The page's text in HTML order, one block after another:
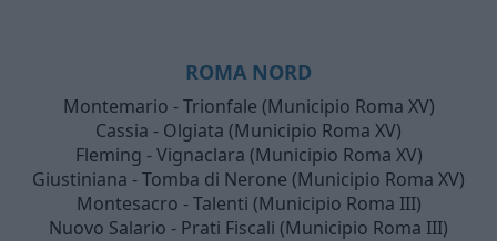
ROMA NORD
Montemario - Trionfale (Municipio Roma XV)
Cassia - Olgiata (Municipio Roma XV)
Fleming - Vignaclara (Municipio Roma XV)
Giustiniana - Tomba di Nerone (Municipio Roma XV)
Montesacro - Talenti (Municipio Roma III)
Nuovo Salario - Prati Fiscali (Municipio Roma III)